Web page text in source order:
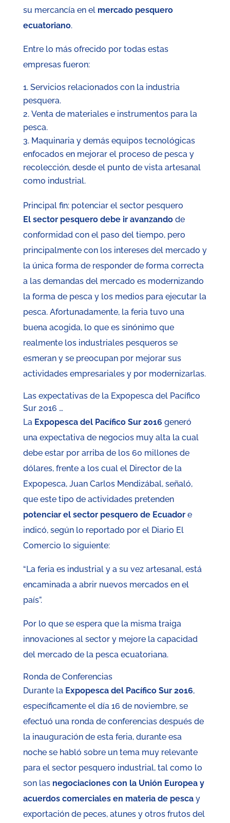
su mercancía en el mercado pesquero
ecuatoriano.
Entre lo más ofrecido por todas estas
empresas fueron:
Servicios relacionados con la industria
pesquera.
Venta de materiales e instrumentos para la
pesca.
Maquinaria y demás equipos tecnológicas
enfocados en mejorar el proceso de pesca y
recolección, desde el punto de vista artesanal
como industrial.
Principal fin: potenciar el sector pesquero
El sector pesquero debe ir avanzandode
conformidad con el paso del tiempo, pero
principalmente con los intereses del mercado y
la única forma de responder de forma correcta
a las demandas del mercado es modernizando
la forma de pesca y los medios para ejecutar la
pesca. Afortunadamente, la feria tuvo una
buena acogida, lo que es sinónimo que
realmente los industriales pesqueros se
esmeran y se preocupan por mejorar sus
actividades empresariales y por modernizarlas.
Las expectativas de la Expopesca del Pacífico
Sur 2016 …
La Expopesca del Pacífico Sur 2016 generó
una expectativa de negocios muy alta la cual
debe estar por arriba de los 60 millones de
dólares, frente a los cual el Director de la
Expopesca, Juan Carlos Mendizábal, señaló,
que este tipo de actividades pretenden
potenciar el sector pesquero de Ecuadore
indicó, según lo reportado por el Diario El
Comercio lo siguiente:
“La feria es industrial y a su vez artesanal, está
encaminada a abrir nuevos mercados en el
país”.
Por lo que se espera que la misma traiga
innovaciones al sector y mejore la capacidad
del mercado de la pesca ecuatoriana.
Ronda de Conferencias
Durante laExpopesca del Pacífico Sur 2016,
específicamente el día 16 de noviembre, se
efectuó una ronda de conferencias después de
la inauguración de esta feria, durante esa
noche se habló sobre un tema muy relevante
para el sector pesquero industrial, tal como lo
son las negociaciones con la Unión Europea y
acuerdos comerciales en materia de pescay
exportación de peces, atunes y otros frutos del